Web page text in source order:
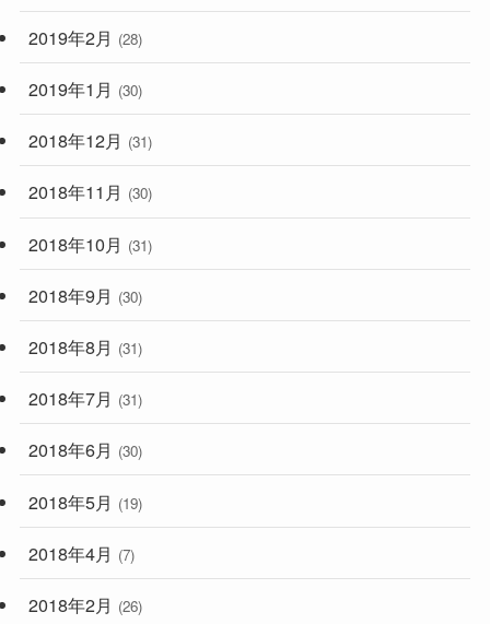
2019年2月 (28)
2019年1月 (30)
2018年12月 (31)
2018年11月 (30)
2018年10月 (31)
2018年9月 (30)
2018年8月 (31)
2018年7月 (31)
2018年6月 (30)
2018年5月 (19)
2018年4月 (7)
2018年2月 (26)